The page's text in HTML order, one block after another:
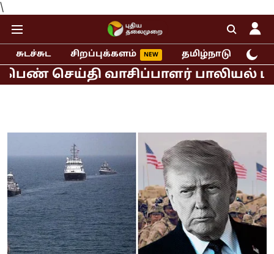
\
சுடச்சுட சிறப்புக்களம் தமிழ்நாடு
வாசிப்பாளர் பாலியல் புகார்!